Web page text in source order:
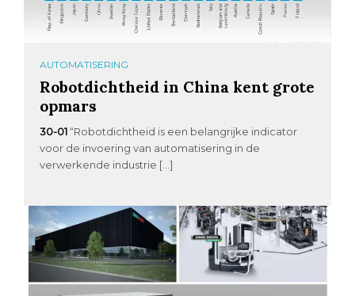
AUTOMATISERING
Robotdichtheid in China kent grote
opmars
30-01 “Robotdichtheid is een belangrijke indicator
voor de invoering van automatisering in de
verwerkende industrie […]